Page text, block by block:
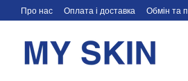
Перейти до основного контенту
Про нас Оплата і доставка Обмін та